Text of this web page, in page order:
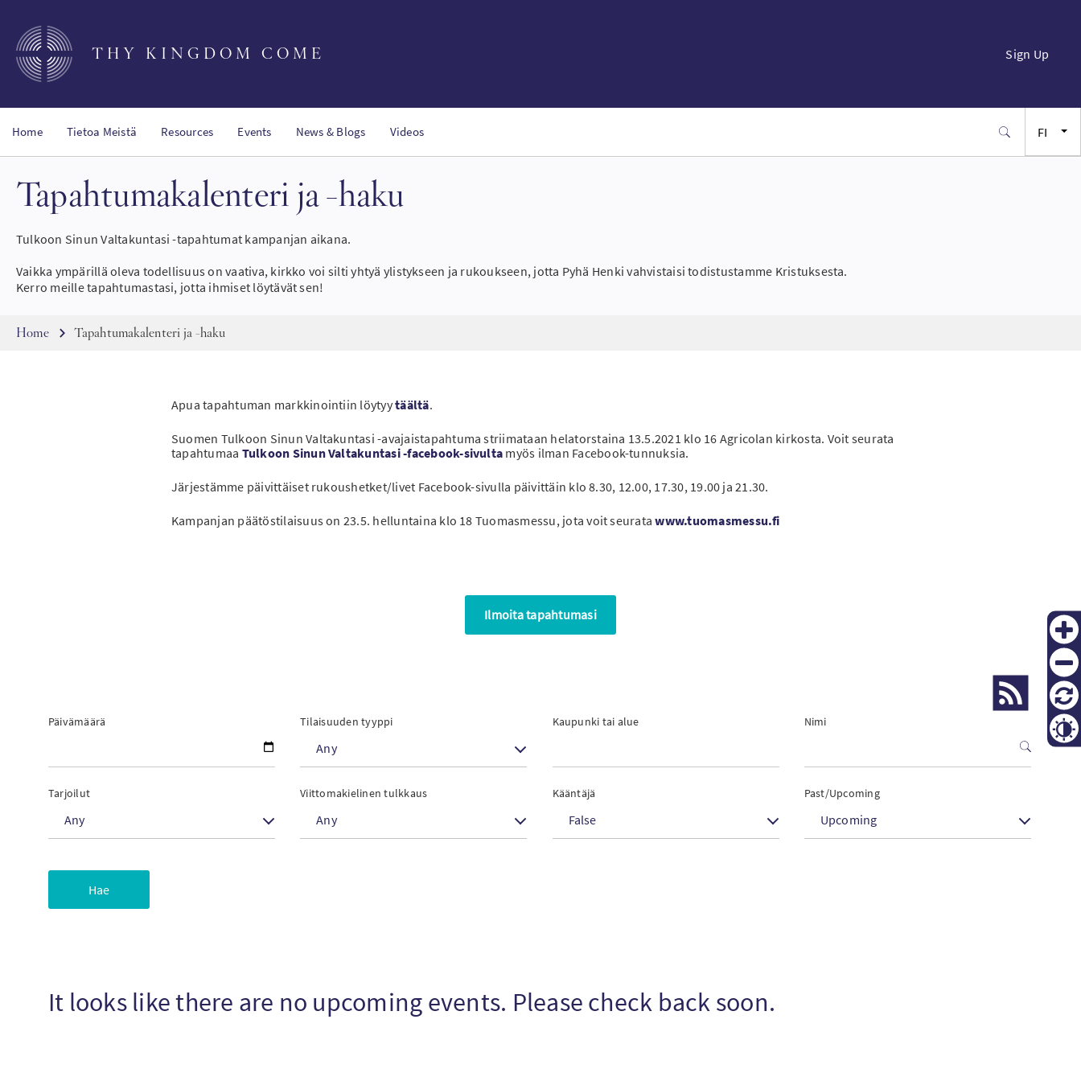
Zoom
in
Zoom
out
main
content
THY KINGDOM COME Sign Up
Home Tietoa Meistä Resources Events News & Blogs Videos FI
Tapahtumakalenteri ja -haku
Tulkoon Sinun Valtakuntasi -tapahtumat kampanjan aikana.
Vaikka ympärillä oleva todellisuus on vaativa, kirkko voi silti yhtyä ylistykseen ja rukoukseen, jotta Pyhä Henki vahvistaisi todistustamme Kristuksesta.
Kerro meille tapahtumastasi, jotta ihmiset löytävät sen!
Breadcrumb
Home Tapahtumakalenteri ja -haku
Apua tapahtuman markkinointiin löytyytäältä.
Suomen Tulkoon Sinun Valtakuntasi -avajaistapahtuma striimataan helatorstaina 13.5.2021 klo 16 Agricolan kirkosta. Voit seurata
tapahtumaa Tulkoon Sinun Valtakuntasi -facebook-sivulta myös ilman Facebook-tunnuksia.
Järjestämme päivittäiset rukoushetket/livet Facebook-sivulla päivittäin klo 8.30, 12.00, 17.30, 19.00 ja 21.30.
Kampanjan päätöstilaisuus on 23.5. helluntaina klo 18 Tuomasmessu, jota voit seuratawww.tuomasmessu.fi
Ilmoita tapahtumasi
Päivämäärä Tilaisuuden tyyppi
Any
Kaupunki tai alue Nimi
Tarjoilut
Any
Viittomakielinen tulkkaus
Any
Kääntäjä
False
Past/Upcoming
Upcoming
It looks like there are no upcoming events. Please check back soon.